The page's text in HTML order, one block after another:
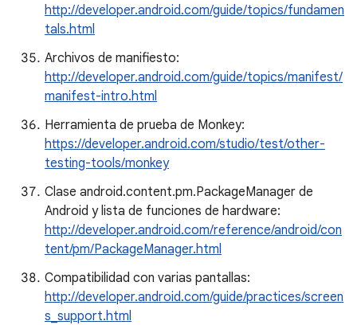
http://developer.android.com/guide/topics/fundamen
tals.html
Archivos de manifiesto:
http://developer.android.com/guide/topics/manifest/
manifest-intro.html
Herramienta de prueba de Monkey:
https://developer.android.com/studio/test/other-
testing-tools/monkey
Clase android.content.pm.PackageManager de
Android y lista de funciones de hardware:
http://developer.android.com/reference/android/con
tent/pm/PackageManager.html
Compatibilidad con varias pantallas:
http://developer.android.com/guide/practices/screen
s_support.html